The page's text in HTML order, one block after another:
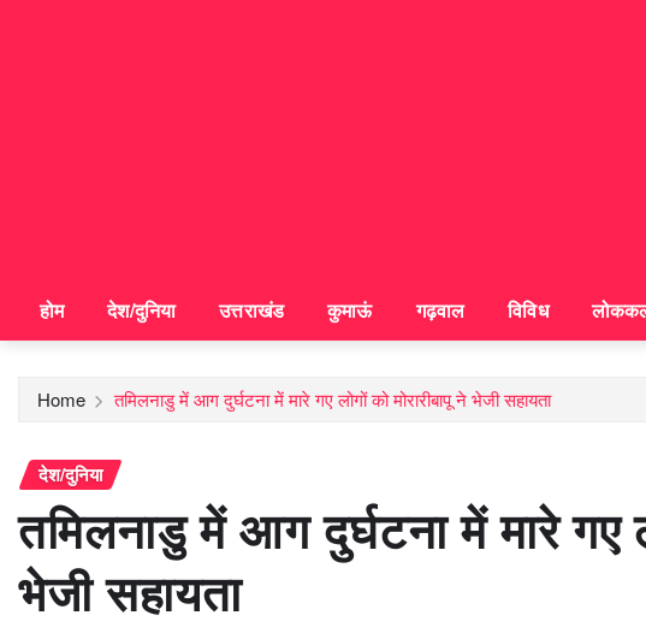
होम देश/दुनिया उत्तराखंड कुमाऊं गढ़वाल विविध
Home तमिलनाडु में आग दुर्घटना में मारे गए लोगों को मोरारीबापू ने भेजी सहायता
देश/दुनिया
तमिलनाडु में आग दुर्घटना में मारे गए
भेजी सहायता